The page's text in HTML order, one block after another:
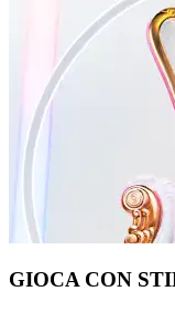
GIOCA CON